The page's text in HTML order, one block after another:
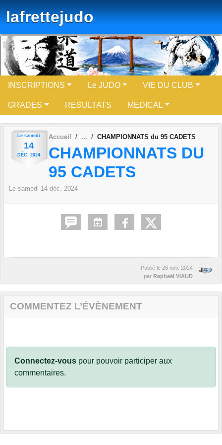
lafrettejudo
INSCRIPTIONS Le JUDO VIE DU CLUB
GRADES RESULTATS MEDICAL
Le samedi
14
DÉC. 2024
Accueil CHAMPIONNATS du 95 CADETS
CHAMPIONNATS DU
95 CADETS
Le samedi 14 déc. 2024
Publié le 28 nov. 2024
par Raphaël VIAUD
COMMENTEZ L’ÉVÈNEMENT
Connectez-vous pour pouvoir participer aux
commentaires.